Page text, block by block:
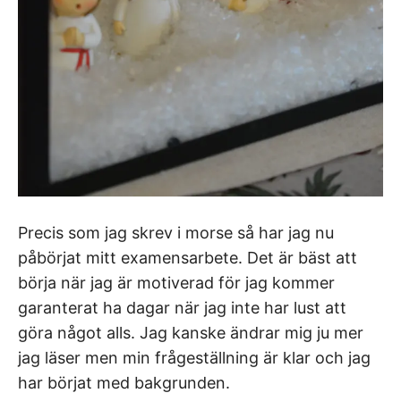
Precis som jag skrev i morse så har jag nu
påbörjat mitt examensarbete. Det är bäst att
börja när jag är motiverad för jag kommer
garanterat ha dagar när jag inte har lust att
göra något alls. Jag kanske ändrar mig ju mer
jag läser men min frågeställning är klar och jag
har börjat med bakgrunden.